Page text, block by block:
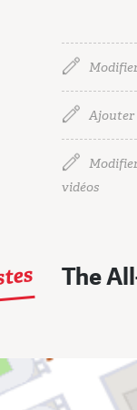
Ajouter
vidéos
The